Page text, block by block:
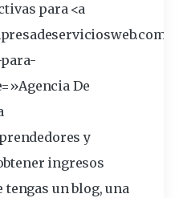
para <a
De
y
ingresos
tengas un blog, una